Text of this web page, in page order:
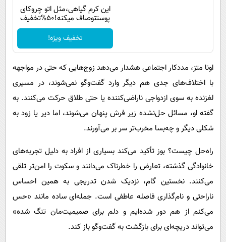
این کرم گیاهی،مثل اتو چروکای
پوستتوصاف میکنه!50%تخفیف
تخفیف ویژه!
اونا متز، مددکار اجتماعی هشدار می‌دهد زوج‌هایی که حتی در مواجهه
با اختلاف‌های جدی هم دیگر وارد گفت‌وگو نمی‌شوند، در مسیری
لغزنده به سوی ازدواجی ناراضی‌کننده یا حتی طلاق حرکت می‌کنند. به
گفته او، مسائل حل‌نشده زیر فرش پنهان می‌شوند، اما دیر یا زود به
شکلی دیگر و چه‌بسا مخرب‌تر سر بر می‌آورند.
راه‌حل چیست؟ بوز تأکید می‌کند بسیاری از افراد به دلیل تجربه‌های
خانوادگی گذشته، تعارض را خطرناک می‌دانند و سکوت را امن‌تر تلقی
می‌کنند. نخستین گام، نزدیک شدن تدریجی به همین احساس
ناراحتی و نام‌گذاری فاصله عاطفی است. جمله‌ای ساده مانند «حس
می‌کنم از هم دور شده‌ایم و دلم برای صمیمیت‌مان تنگ شده»
می‌تواند دریچه‌ای برای بازگشت به گفت‌وگو باز کند.